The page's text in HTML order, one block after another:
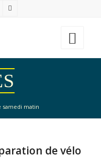
samedi matin
de vélo